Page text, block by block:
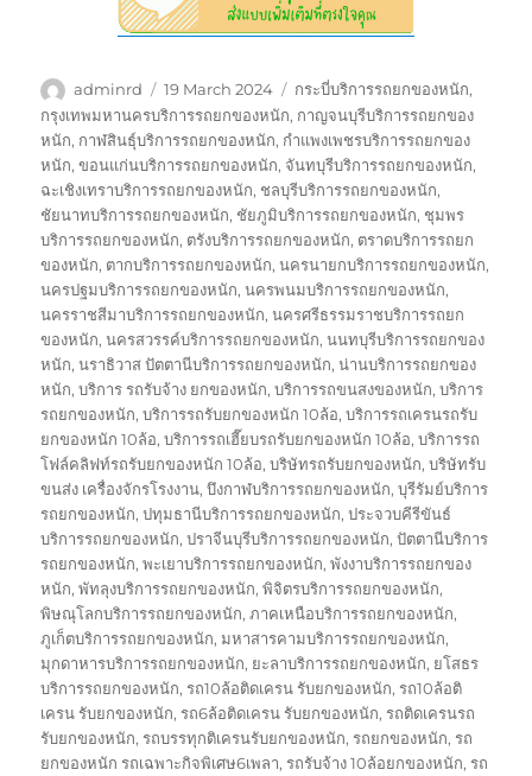
Author
adminrd
Posted
on
19 March 2024 Tags
กระบี่บริการรถยกของหนัก,
กรุงเทพมหานครบริการรถยกของหนัก, กาญจนบุรีบริการรถยกของ
หนัก, กาฬสินธุ์บริการรถยกของหนัก, กำแพงเพชรบริการรถยกของ
หนัก,ขอนแก่นบริการรถยกของหนัก, จันทบุรีบริการรถยกของหนัก,
ฉะเชิงเทราบริการรถยกของหนัก, ชลบุรีบริการรถยกของหนัก,
ชัยนาทบริการรถยกของหนัก, ชัยภูมิบริการรถยกของหนัก, ชุมพร
บริการรถยกของหนัก, ตรังบริการรถยกของหนัก, ตราดบริการรถยก
ของหนัก, ตากบริการรถยกของหนัก,นครนายกบริการรถยกของหนัก,
นครปฐมบริการรถยกของหนัก,นครพนมบริการรถยกของหนัก,
นครราชสีมาบริการรถยกของหนัก,นครศรีธรรมราชบริการรถยก
ของหนัก,นครสวรรค์บริการรถยกของหนัก,นนทบุรีบริการรถยกของ
หนัก,นราธิวาส ปัตตานีบริการรถยกของหนัก,น่านบริการรถยกของ
หนัก,บริการ รถรับจ้าง ยกของหนัก,บริการรถขนสงของหนัก,บริการ
รถยกของหนัก,บริการรถรับยกของหนัก 10ล้อ,บริการรถเครนรถรับ
ยกของหนัก 10ล้อ,บริการรถเฮี๊ยบรถรับยกของหนัก 10ล้อ,บริการรถ
โฟล์คลิฟท์รถรับยกของหนัก 10ล้อ,บริษัทรถรับยกของหนัก,บริษัทรับ
ขนส่ง เครื่องจักรโรงงาน,บึงกาฬบริการรถยกของหนัก,บุรีรัมย์บริการ
รถยกของหนัก,ปทุมธานีบริการรถยกของหนัก,ประจวบคีรีขันธ์
บริการรถยกของหนัก,ปราจีนบุรีบริการรถยกของหนัก,ปัตตานีบริการ
รถยกของหนัก,พะเยาบริการรถยกของหนัก,พังงาบริการรถยกของ
หนัก,พัทลุงบริการรถยกของหนัก,พิจิตรบริการรถยกของหนัก,
พิษณุโลกบริการรถยกของหนัก,ภาคเหนือบริการรถยกของหนัก,
ภูเก็ตบริการรถยกของหนัก,มหาสารคามบริการรถยกของหนัก,
มุกดาหารบริการรถยกของหนัก, ยะลาบริการรถยกของหนัก, ยโสธร
บริการรถยกของหนัก,รถ10ล้อติดเครน รับยกของหนัก,รถ10ล้อติ
เครน รับยกของหนัก,รถ6ล้อติดเครน รับยกของหนัก,รถติดเครนรถ
รับยกของหนัก,รถบรรทุกติเครนรับยกของหนัก,รถยกของหนัก,รถ
ยกของหนัก รถเฉพาะกิจพิเศษ6เพลา,รถรับจ้าง 10ล้อยกของหนัก,รถ